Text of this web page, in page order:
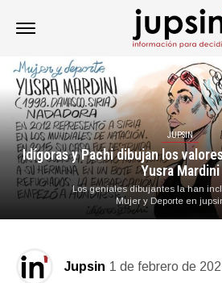
JUPSIN
Idígoras y Pachi dibujan los
Yusra Mardini
Los geniales dibujantes la han
Mujer y Deporte en
Jupsin 1 de febrero de